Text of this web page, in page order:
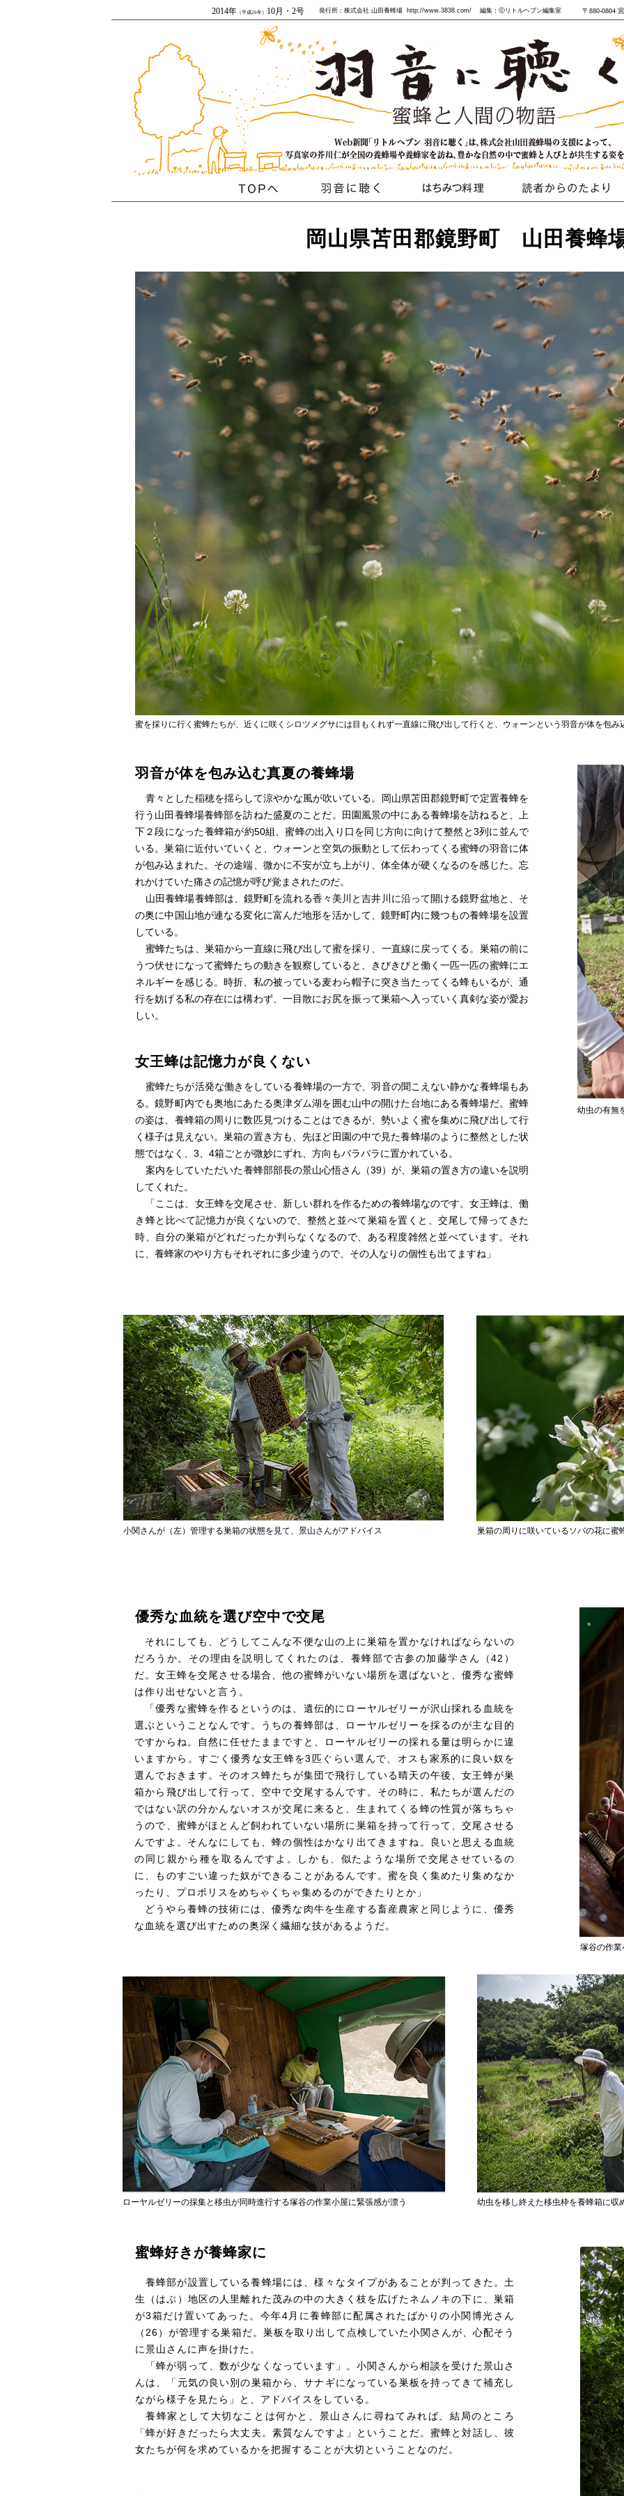
2014年 （平成26年） 10月・2号 発行所：株式会社 山田養蜂場 http://www.3838.com/ 編集：ⓒリトルヘブン編集室 〒880-0804
岡山県苫田郡鏡野町 山田養蜂
蜜を採りに行く蜜蜂たちが、近くに咲くシロツメグサには目もくれず一直線に飛び出して行くと、ウォーンという羽音が体を包み
羽音が体を包み込む真夏の養蜂場
青々とした稲穂を揺らして涼やかな風が吹いている。岡山県苫田郡鏡野町で定置養蜂を
行う山田養蜂場養蜂部を訪ねた盛夏のことだ。田園風景の中にある養蜂場を訪ねると、上
下２段になった養蜂箱が約50組、蜜蜂の出入り口を同じ方向に向けて整然と3列に並んで
いる。巣箱に近付いていくと、ウォーンと空気の振動として伝わってくる蜜蜂の羽音に体
が包み込まれた。その途端、微かに不安が立ち上がり、体全体が硬くなるのを感じた。忘
れかけていた痛さの記憶が呼び覚まされたのだ。
山田養蜂場養蜂部は、鏡野町を流れる香々美川と吉井川に沿って開ける鏡野盆地と、そ
の奥に中国山地が連なる変化に富んだ地形を活かして、鏡野町内に幾つもの養蜂場を設置
している。
蜜蜂たちは、巣箱から一直線に飛び出して蜜を採り、一直線に戻ってくる。巣箱の前に
うつ伏せになって蜜蜂たちの動きを観察していると、きびきびと働く一匹一匹の蜜蜂にエ
ネルギーを感じる。時折、私の被っている麦わら帽子に突き当たってくる蜂もいるが、通
行を妨げる私の存在には構わず、一目散にお尻を振って巣箱へ入っていく真剣な姿が愛お
しい。
女王蜂は記憶力が良くない
蜜蜂たちが活発な働きをしている養蜂場の一方で、羽音の聞こえない静かな養蜂場もあ
る。鏡野町内でも奥地にあたる奥津ダム湖を囲む山中の開けた台地にある養蜂場だ。蜜蜂
の姿は、養蜂箱の周りに数匹見つけることはできるが、勢いよく蜜を集めに飛び出して行
く様子は見えない。巣箱の置き方も、先ほど田園の中で見た養蜂場のように整然とした状
態ではなく、3、4箱ごとが微妙にずれ、方向もバラバラに置かれている。
案内をしていただいた養蜂部部長の景山心悟さん（39）が、巣箱の置き方の違いを説明
してくれた。
「ここは、女王蜂を交尾させ、新しい群れを作るための養蜂場なのです。女王蜂は、働
き蜂と比べて記憶力が良くないので、整然と並べて巣箱を置くと、交尾して帰ってきた
時、自分の巣箱がどれだったか判らなくなるので、ある程度雑然と並べています。それ
に、養蜂家のやり方もそれぞれに多少違うので、その人なりの個性も出てますね」
幼虫の有無
小関さんが（左）管理する巣箱の状態を見て、景山さんがアドバイス 巣箱の周りに咲いているソバの花に蜜
優秀な血統を選び空中で交尾
それにしても、どうしてこんな不便な山の上に巣箱を置かなければならないの
だろうか。その理由を説明してくれたのは、養蜂部で古参の加藤学さん（42）
だ。女王蜂を交尾させる場合、他の蜜蜂がいない場所を選ばないと、優秀な蜜蜂
は作り出せないと言う。
「優秀な蜜蜂を作るというのは、遺伝的にローヤルゼリーが沢山採れる血統を
選ぶということなんです。うちの養蜂部は、ローヤルゼリーを採るのが主な目的
ですからね。自然に任せたままですと、ローヤルゼリーの採れる量は明らかに違
いますから。すごく優秀な女王蜂を3匹ぐらい選んで、オスも家系的に良い奴を
選んでおきます。そのオス蜂たちが集団で飛行している晴天の午後、女王蜂が巣
箱から飛び出して行って、空中で交尾するんです。その時に、私たちが選んだの
ではない訳の分かんないオスが交尾に来ると、生まれてくる蜂の性質が落ちちゃ
うので、蜜蜂がほとんど飼われていない場所に巣箱を持って行って、交尾させる
んですよ。そんなにしても、蜂の個性はかなり出てきますね。良いと思える血統
の同じ親から種を取るんですよ。しかも、似たような場所で交尾させているの
に、ものすごい違った奴ができることがあるんです。蜜を良く集めたり集めなか
ったり、プロポリスをめちゃくちゃ集めるのができたりとか」
どうやら養蜂の技術には、優秀な肉牛を生産する畜産農家と同じように、優秀
な血統を選び出すための奥深く繊細な技があるようだ。
塚谷の作
ローヤルゼリーの採集と移虫が同時進行する塚谷の作業小屋に緊張感が漂う 幼虫を移し終えた移虫枠を養蜂箱に収
蜜蜂好きが養蜂家に
養蜂部が設置している養蜂場には、様々なタイプがあることが判ってきた。土
生（はぶ）地区の人里離れた茂みの中の大きく枝を広げたネムノキの下に、巣箱
が3箱だけ置いてあった。今年4月に養蜂部に配属されたばかりの小関博光さん
（26）が管理する巣箱だ。巣板を取り出して点検していた小関さんが、心配そう
に景山さんに声を掛けた。
「蜂が弱って、数が少なくなっています」。小関さんから相談を受けた景山さ
んは、「元気の良い別の巣箱から、サナギになっている巣板を持ってきて補充し
ながら様子を見たら」と、アドバイスをしている。
養蜂家として大切なことは何かと、景山さんに尋ねてみれば、結局のところ
「蜂が好きだったら大丈夫。素質なんですよ」ということだ。蜜蜂と対話し、彼
女たちが何を求めているかを把握することが大切ということなのだ。